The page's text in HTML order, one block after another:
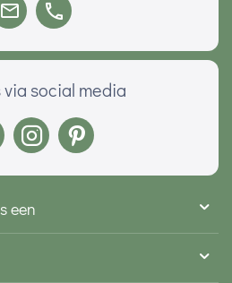
via social media
een